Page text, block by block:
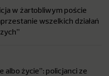
w żartobliwym poście
wszelkich działań
albo życie”: policjanci ze